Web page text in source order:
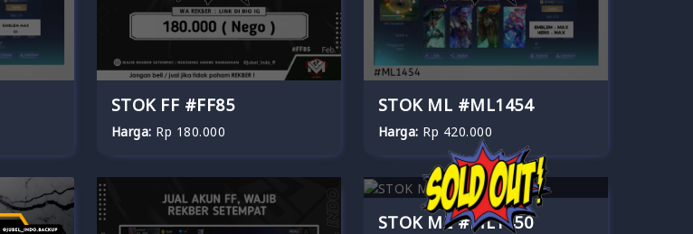
STOK FF #FF85
Harga: Rp 180.000
STOK ML #ML1454
Harga: Rp 420.000
STOK ML #ML1450